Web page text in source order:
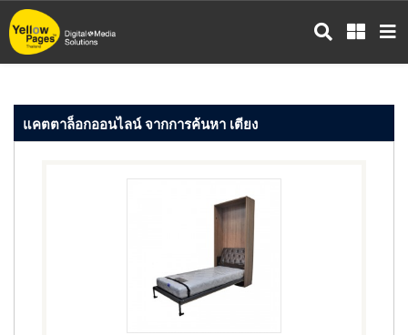
ข้าม
ไป
หลัก
แคตตาล็อกออนไลน์ จากการค้นหา เตียง